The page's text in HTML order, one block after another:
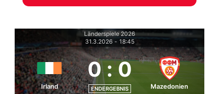
Länderspiele 2026
31.3.2026 - 18:45
Irland
0: 0
ENDERGEBNIS Mazedonien